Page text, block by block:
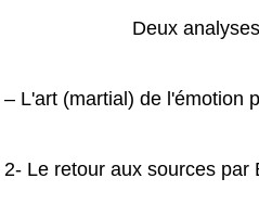
Deux
– L'art (martial) de l'émotion
2- Le retour aux sources par